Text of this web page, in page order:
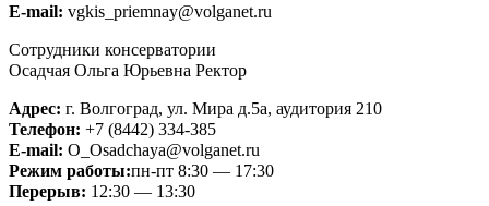
Е-mail: vgkis_priemnay@volganet.ru
Сотрудники консерватории
Осадчая Ольга Юрьевна Ректор
Адрес: г. Волгоград, ул. Мира д.5а, аудитория 210
Телефон: +7 (8442) 334-385
Е-mail: O_Osadchaya@volganet.ru
Режим работы:пн-пт 8:30 — 17:30
Перерыв: 12:30 — 13:30